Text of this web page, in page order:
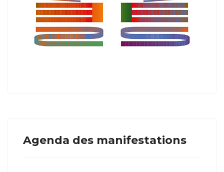
Agenda des manifestations